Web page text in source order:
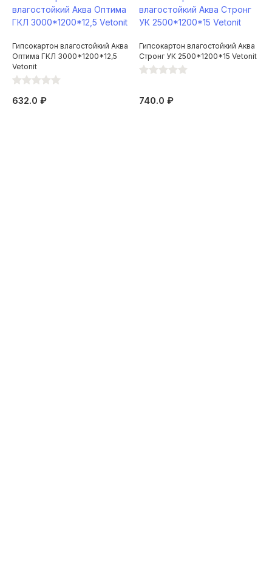
Гипсокартон влагостойкий Аква
Оптима ГКЛ 3000*1200*12,5
Vetonit
632.0 ₽
Гипсокартон влагостойкий Аква
Стронг УК 2500*1200*15 Vetonit
740.0 ₽